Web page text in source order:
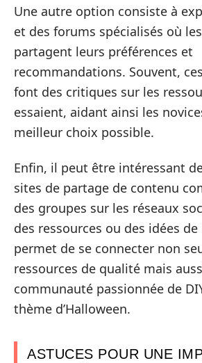
Une autre option consiste à
et des forums spécialisés où
partagent leurs préférences et
recommandations. Souvent,
font des critiques sur les
essaient, aidant ainsi les
meilleur choix possible.
Enfin, il peut être intéressant
sites de partage de contenu
des groupes sur les réseaux
des ressources ou des idées
permet de se connecter non
ressources de qualité mais
communauté passionnée de
thème d’Halloween.
ASTUCES POUR UNE